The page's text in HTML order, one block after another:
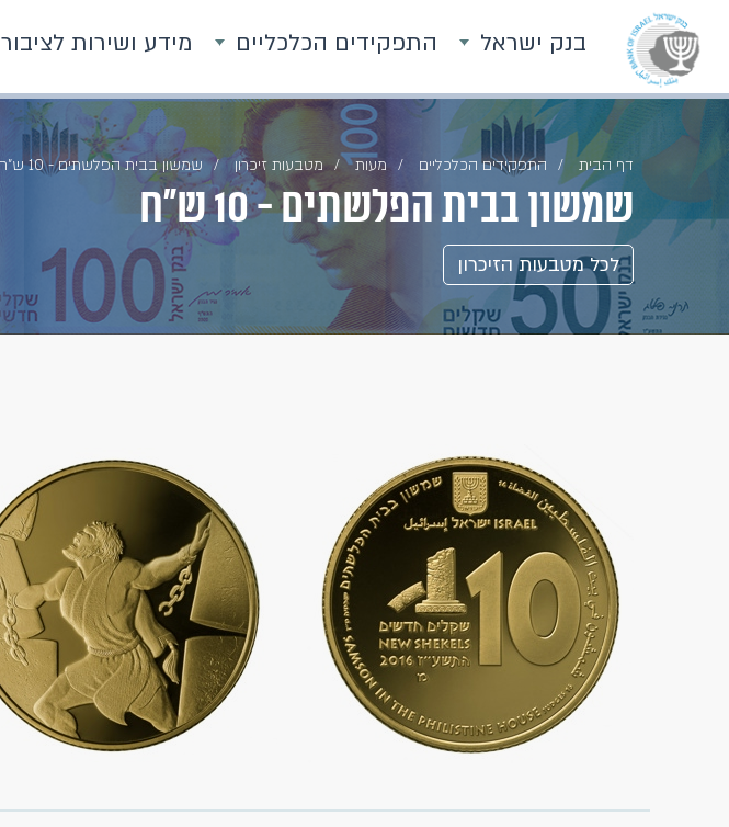
בנק ישראל התפקידים הכלכליים מידע ושירות לציבור
דף הבית התפקידים הכלכליים מעות מטבעות זיכרון שמשון בבית הפלשתים - 10 ש"ח
שמשון בבית הפלשתים - 10 ש"ח
לכל מטבעות הזיכרון